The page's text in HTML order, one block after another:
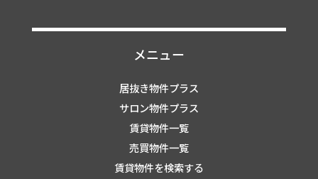
メニュー
居抜き物件プラス
サロン物件プラス
賃貸物件一覧
売買物件一覧
賃貸物件を検索する